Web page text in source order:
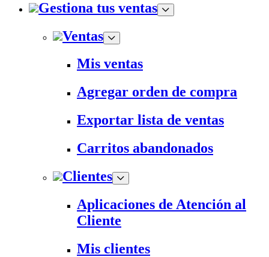
Gestiona tus ventas
Ventas
Mis ventas
Agregar orden de compra
Exportar lista de ventas
Carritos abandonados
Clientes
Aplicaciones de Atención al
Cliente
Mis clientes